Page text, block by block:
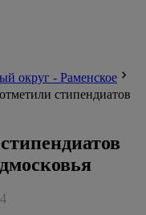
округ - Раменское
стипендиатов